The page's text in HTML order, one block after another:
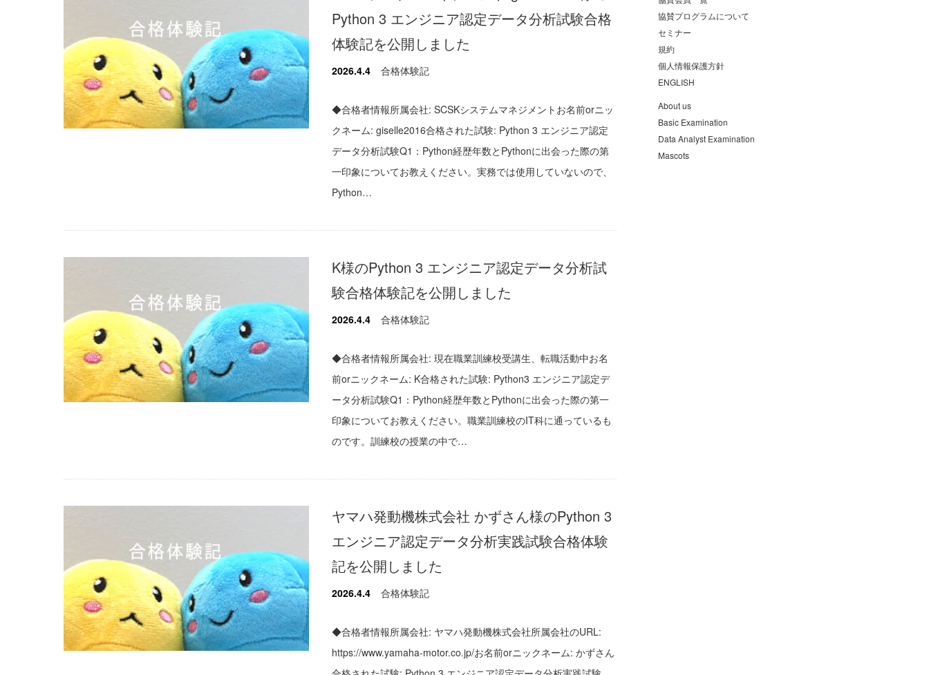
Python 3 エンジニア認定データ分析試験合格
体験記を公開しました
2026.4.4 合格体験記
◆合格者情報所属会社: SCSKシステムマネジメントお名前orニッ
クネーム: giselle2016合格された試験: Python 3 エンジニア認定
データ分析試験Q1：Python経歴年数とPythonに出会った際の第
一印象についてお教えください。実務では使用していないので、
Python…
K様のPython 3 エンジニア認定データ分析試
験合格体験記を公開しました
2026.4.4 合格体験記
◆合格者情報所属会社: 現在職業訓練校受講生、転職活動中お名
前orニックネーム: K合格された試験: Python3 エンジニア認定デ
ータ分析試験Q1：Python経歴年数とPythonに出会った際の第一
印象についてお教えください。職業訓練校のIT科に通っているも
のです。訓練校の授業の中で…
ヤマハ発動機株式会社 かずさん様のPython 3
エンジニア認定データ分析実践試験合格体験
記を公開しました
2026.4.4 合格体験記
◆合格者情報所属会社: ヤマハ発動機株式会社所属会社のURL:
https://www.yamaha-motor.co.jp/お名前orニックネーム: かずさん
協賛プログラムについて
セミナー
規約
個人情報保護方針
ENGLISH
About us
Basic Examination
Data Analyst Examination
Mascots